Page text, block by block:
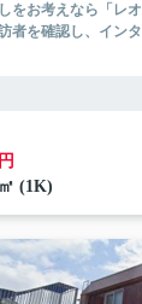
をお考えなら「レ
者を確認し、イン
(1K)